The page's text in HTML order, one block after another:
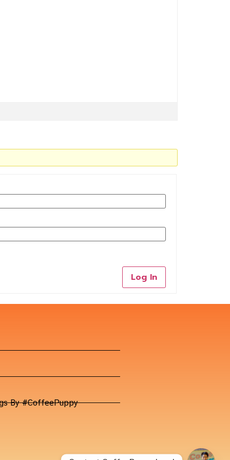
Log In
By #CoffeePuppy